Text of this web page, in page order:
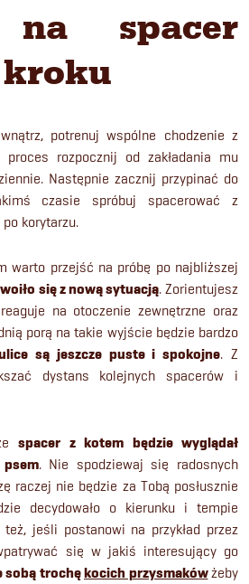
spacer
potrenuj wspólne chodzenie z
rozpocznij od zakładania mu
Następnie zacznij przypinać do
czasie spróbuj spacerować z
korytarzu.
warto przejść na próbę po najbliższej
się z nową sytuacją. Zorientujesz
na otoczenie zewnętrzne oraz
porą na takie wyjście będzie bardzo
są jeszcze puste i spokojne. Z
dystans kolejnych spacerów i
spacer z kotem będzie wyglądał
. Nie spodziewaj się radosnych
raczej nie będzie za Tobą posłusznie
decydowało o kierunku i tempie
jeśli postanowi na przykład przez
się w jakiś interesujący go
sobą trochękocich przysmakówżeby